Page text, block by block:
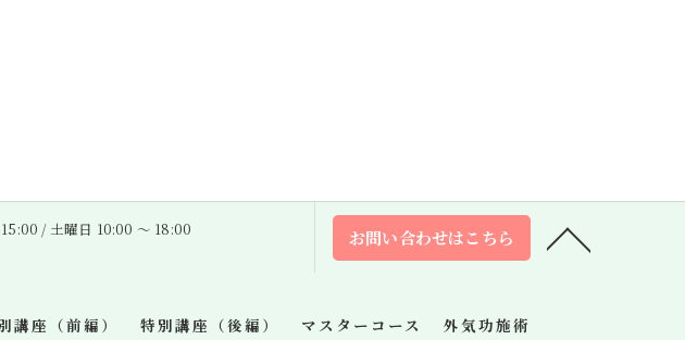
/ 土曜日 10:00 〜 18:00
お問い合わせはこちら
講座（前編） 特別講座（後編） マスターコース 外気功施術